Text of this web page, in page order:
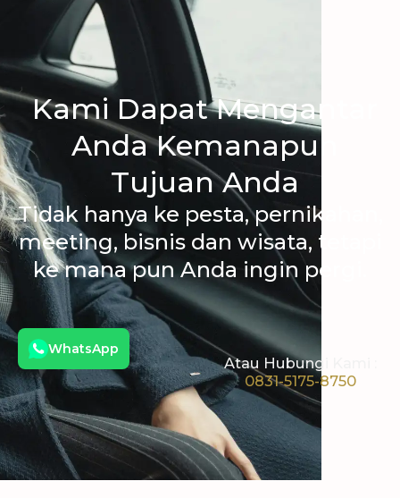
Kami Dapat Mengantar
Anda Kemanapun
Tujuan Anda
Tidak hanya ke pesta, pernikahan,
meeting, bisnis dan wisata, tetapi
ke mana pun Anda ingin pergi.
WhatsApp
Atau Hubungi Kami :
0831-5175-8750